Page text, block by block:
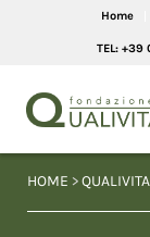
Home
TEL: +39
HOME >